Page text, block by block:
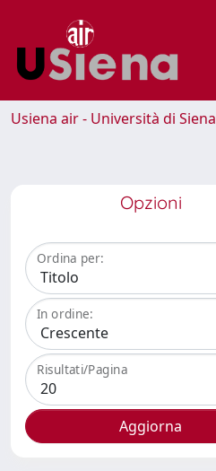
Usiena air - Università di Siena
Opzioni
Ordina per:
In ordine:
Risultati/Pagina